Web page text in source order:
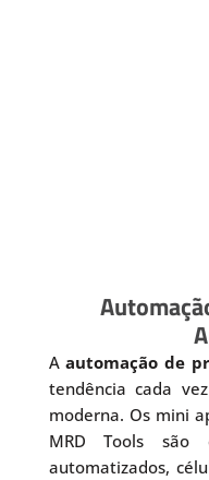
Aautomação de
tendência cada
moderna. Os mini
MRD Tools são
automatizados,